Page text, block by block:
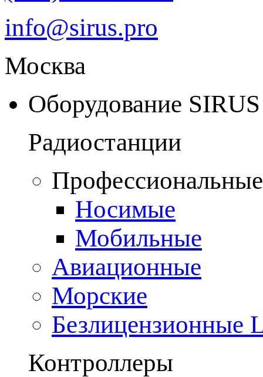
info@sirus.pro
Москва
Оборудование SIRUS
Радиостанции
Носимые
Мобильные
Авиационные
Морские
Безлицензионные
Контроллеры